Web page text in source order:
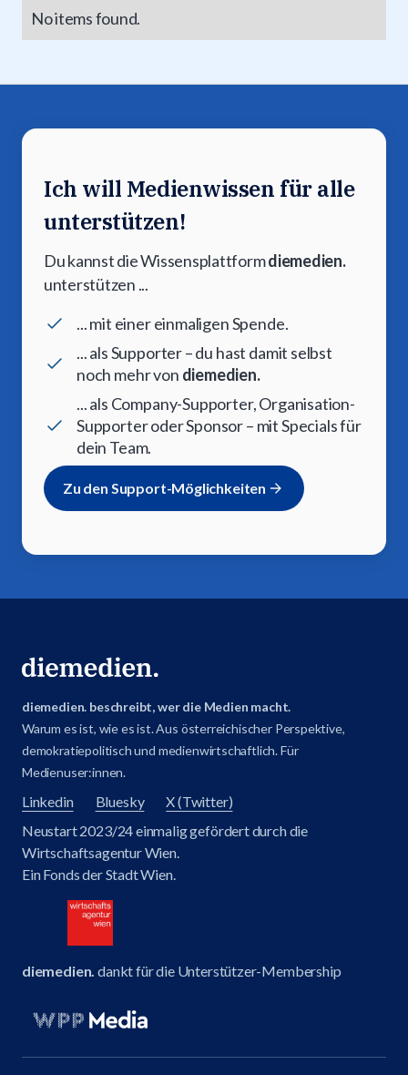
No items found.
Ich will Medienwissen für alle
unterstützen!
Du kannst die Wissensplattformdiemedien.
unterstützen ...
... mit einer einmaligen Spende.
... als Supporter – du hast damit selbst
noch mehr von diemedien.
... als Company-Supporter, Organisation-
Supporter oder Sponsor – mit Specials für
dein Team.
Zu den Support-Möglichkeiten
diemedien. beschreibt, wer die Medien macht.
Warum es ist, wie es ist. Aus österreichischer Perspektive,
demokratiepolitisch und medienwirtschaftlich. Für
Medienuser:innen.
Linkedin Bluesky
X (Twitter)
Neustart 2023/24 einmalig gefördert durch die
Wirtschaftsagentur Wien.
Ein Fonds der Stadt Wien.
diemedien. dankt für die Unterstützer-Membership